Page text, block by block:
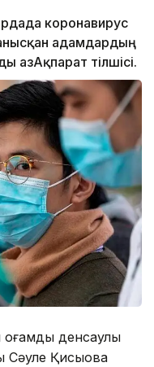
коронавирус
адамдардың
ҚазАқпарат тілшісі.
денсаулық
Сәуле Қисықова